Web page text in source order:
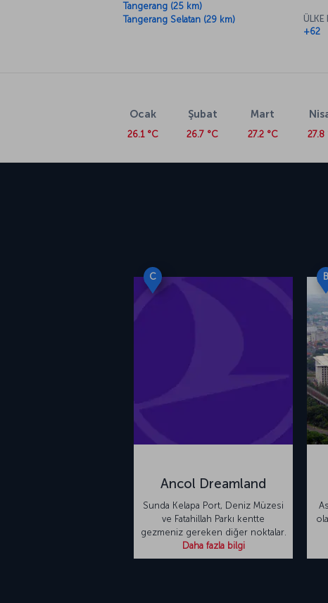
Tangerang (25 km)
Tangerang Selatan (29 km)
ÜLKE
+62
Ocak
26.1 °C
Şubat
26.7 °C
Mart
27.2 °C 27.8
C
Ancol Dreamland
Sunda Kelapa Port, Deniz Müzesi
ve Fatahillah Parkı kentte
gezmeniz gereken diğer noktalar.
Daha fazla bilgi
B